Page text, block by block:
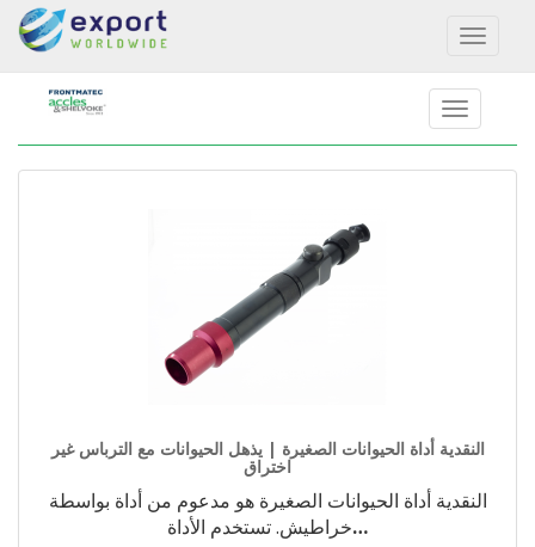
Toggle
النقدية أداة الحيوانات الصغيرة | يذهل الحيوانات مع الترباس غير
اختراق
النقدية أداة الحيوانات الصغيرة هو مدعوم من أداة بواسطة
خراطيش. تستخدم الأداة…